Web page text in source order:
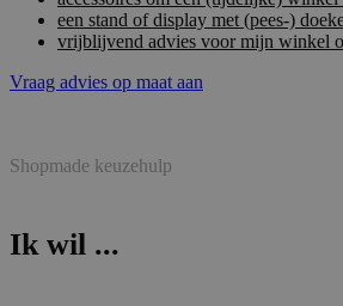
een stand of display met (pees-)
vrijblijvend advies voor mijn winkel
Vraag advies op maat aan
Shopmade keuzehulp
Ik wil ...